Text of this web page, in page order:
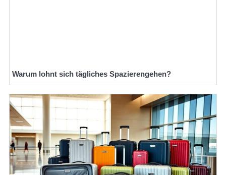
Warum lohnt sich tägliches Spazierengehen?